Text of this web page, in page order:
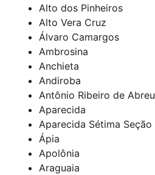
Alto dos Pinheiros
Alto Vera Cruz
Álvaro Camargos
Ambrosina
Anchieta
Andiroba
Antônio Ribeiro de Abreu
Aparecida
Aparecida Sétima Seção
Ápia
Apolônia
Araguaia